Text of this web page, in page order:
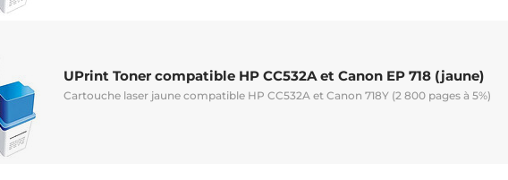
UPrint Toner compatible HP CC532A et Canon EP 718 (jaune)
Cartouche laser jaune compatible HP CC532A et Canon 718Y (2 800 pages à 5%)